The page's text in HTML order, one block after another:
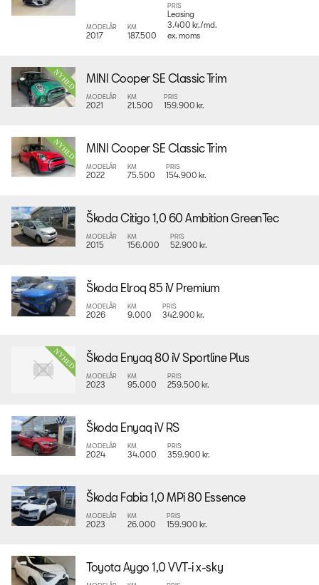
MODELÅR
2017
KM
187.500
PRIS
Leasing
3.400 kr./md.
ex. moms
MINI Cooper SE Classic Trim
MODELÅR
2021
KM
21.500
PRIS
159.900 kr.
MINI Cooper SE Classic Trim
MODELÅR
2022
KM
75.500
PRIS
154.900 kr.
Škoda Citigo 1,0 60 Ambition GreenTec
MODELÅR
2015
KM
156.000
PRIS
52.900 kr.
Škoda Elroq 85 iV Premium
MODELÅR
2026
KM
9.000
PRIS
342.900 kr.
Škoda Enyaq 80 iV Sportline Plus
MODELÅR
2023
KM
95.000
PRIS
259.500 kr.
Škoda Enyaq iV RS
MODELÅR
2024
KM
34.000
PRIS
359.900 kr.
Škoda Fabia 1,0 MPi 80 Essence
MODELÅR
2023
KM
26.000
PRIS
159.900 kr.
Toyota Aygo 1,0 VVT-i x-sky